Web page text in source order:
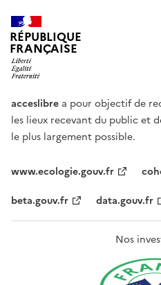
RÉPUBLIQUE
FRANÇAISE
acceslibre a pour objectif de
les lieux recevant du public et
le plus largement possible.
www.ecologie.gouv.fr
beta.gouv.fr
data.gouv.fr
Nos